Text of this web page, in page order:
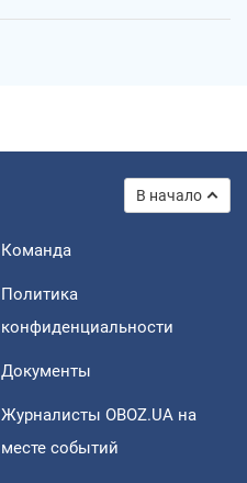
В начало
Команда
Политика
конфиденциальности
Документы
Журналисты OBOZ.UA на
месте событий